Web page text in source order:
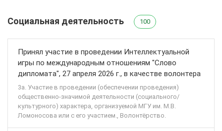
Социальная деятельность 100
Принял участие в проведении Интеллектуальной
игры по международным отношениям "Слово
дипломата", 27 апреля 2026 г., в качестве волонтера
3а. Участие в проведении (обеспечении проведения)
общественно-значимой деятельности (социального/
культурного) характера, организуемой МГУ им. М.В.
Ломоносова или с его участием., Волонтёрство.